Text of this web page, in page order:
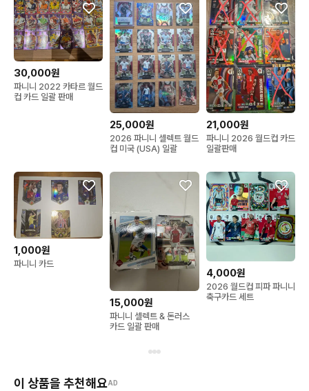
30,000원
파니니 2022 카타르 월드
컵 카드 일괄 판매
25,000원
2026 파니니 셀렉트 월드
컵 미국 (USA) 일괄
21,000원
파니니 2026 월드컵 카드
일괄판매
1,000원
파니니 카드
15,000원
파니니 셀렉트 & 돈러스
카드 일괄 판매
4,000원
2026 월드컵 피파 파니니
축구카드 세트
이 상품을 추천해요AD